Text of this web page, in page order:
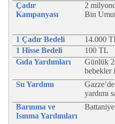
Çadır
Kampanyası
2
Bin
1 Çadır Bedeli
14.000
1 Hisse Bedeli
100 TL
Gıda Yardımları
Günlük
bebekler
Su Yardımı
yardımı
Barınma ve
Isınma Yardımları